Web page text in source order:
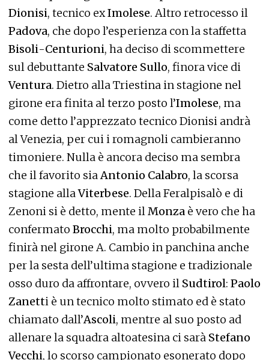
Dionisi, tecnico exImolese. Altro retrocesso il
Padova, che dopo l’esperienza con la staffetta
Bisoli-Centurioni, ha deciso di scommettere
sul debuttante Salvatore Sullo, finora vice di
Ventura. Dietro alla Triestina in stagione nel
girone era finita al terzo posto l’Imolese, ma
come detto l’apprezzato tecnico Dionisi andrà
al Venezia, per cui i romagnoli cambieranno
timoniere. Nulla è ancora deciso ma sembra
che il favorito siaAntonio Calabro, la scorsa
stagione allaViterbese. Della Feralpisalò e di
Zenoni si è detto, mente ilMonza è vero che ha
confermato Brocchi, ma molto probabilmente
finirà nel girone A. Cambio in panchina anche
per la sesta dell’ultima stagione e tradizionale
osso duro da affrontare, ovvero il Sudtirol: Paolo
Zanetti è un tecnico molto stimato ed è stato
chiamato dall’Ascoli, mentre al suo posto ad
allenare la squadra altoatesina ci sarà Stefano
Vecchi, lo scorso campionato esonerato dopo